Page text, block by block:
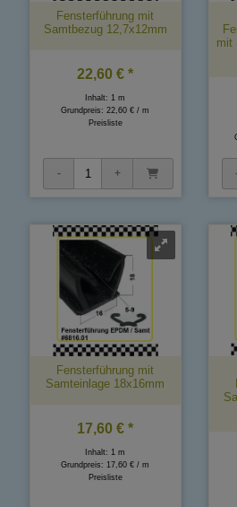
Fensterführung mit
Samtbezug 12,7x12mm
22,60 € *
Inhalt: 1 m
Grundpreis:22,60 € / m
Preisliste
mit
Fensterführung mit
Samteinlage 18x16mm
17,60 € *
Inhalt: 1 m
Grundpreis:17,60 € / m
Preisliste